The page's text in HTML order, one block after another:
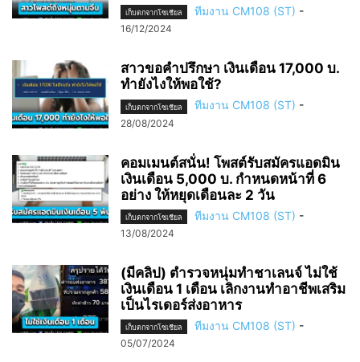
เก็บตกจากโซเชียล ทีมงาน CM108 (ST) -
16/12/2024
สาวขอคำปรึกษา เงินเดือน 17,000 บ.
ทำยังไงให้พอใช้?
เก็บตกจากโซเชียล ทีมงาน CM108 (ST) -
28/08/2024
คอมเมนต์สนั่น! โพสต์รับสมัครแอดมิน
เงินเดือน 5,000 บ. กำหนดหน้าที่ 6
อย่าง ให้หยุดเดือนละ 2 วัน
เก็บตกจากโซเชียล ทีมงาน CM108 (ST) -
13/08/2024
(มีคลิป) ตำรวจหนุ่มทำชาเลนจ์ ไม่ใช้
เงินเดือน 1 เดือน เลิกงานทำอาชีพเสริม
เป็นไรเดอร์ส่งอาหาร
เก็บตกจากโซเชียล ทีมงาน CM108 (ST) -
05/07/2024